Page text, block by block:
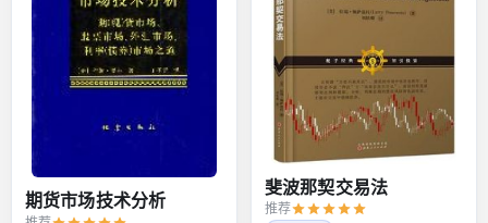
期货市场技术分析
斐波那契交易法
推荐